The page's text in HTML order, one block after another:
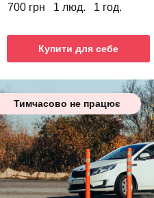
700 грн 1 люд. 1 год.
Купити для себе
Тимчасово не працює